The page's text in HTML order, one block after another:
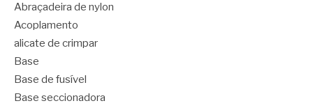
Abraçadeira de nylon
Acoplamento
alicate de crimpar
Base
Base de fusível
Base seccionadora